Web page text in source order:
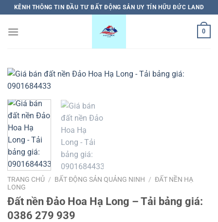
qua
nội
KÊNH THÔNG TIN ĐẦU TƯ BẤT ĐỘNG SẢN UY TÍN HỮU ĐỨC LAND
0
TRANG CHỦ / BẤT ĐỘNG SẢN QUẢNG NINH / ĐẤT NỀN HẠ
LONG
Đất nền Đảo Hoa Hạ Long – Tải bảng giá:
0386 279 939